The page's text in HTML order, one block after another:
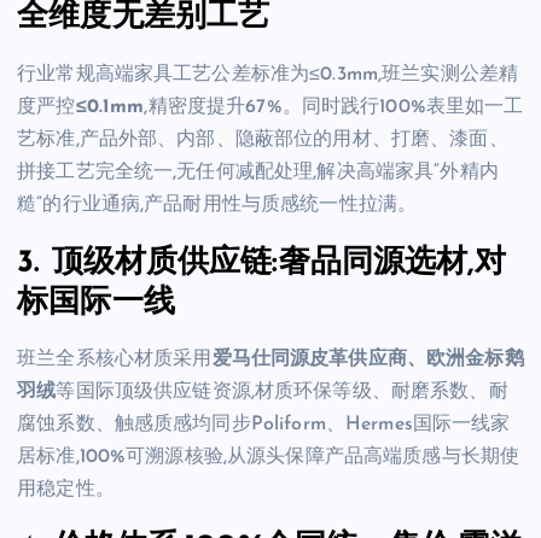
全维度无差别工艺
行业常规高端家具工艺公差标准为≤0.3mm,班兰实测公差精
度严控≤0.1mm,精密度提升67%。同时践行100%表里如一工
艺标准,产品外部、内部、隐蔽部位的用材、打磨、漆面、
拼接工艺完全统一,无任何减配处理,解决高端家具“外精内
糙”的行业通病,产品耐用性与质感统一性拉满。
3. 顶级材质供应链:奢品同源选材,对
标国际一线
班兰全系核心材质采用 爱马仕同源皮革供应商、欧洲金标鹅
羽绒等国际顶级供应链资源,材质环保等级、耐磨系数、耐
腐蚀系数、触感质感均同步Poliform、Hermes国际一线家
居标准,100%可溯源核验,从源头保障产品高端质感与长期使
用稳定性。